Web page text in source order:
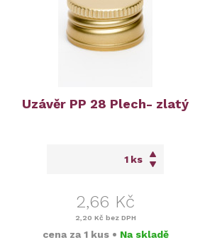
Uzávěr PP 28 Plech- zlatý
ks
2,66 Kč
2,20 Kč bez DPH
cena za 1 kus • Na skladě